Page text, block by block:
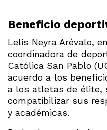
Beneficio
Lelis Neyra Arévalo,
coordinadora de
Católica San Pablo
acuerdo a los
a los atletas de élite,
compatibilizar sus
y académicas.